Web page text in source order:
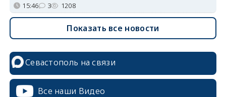
15:46 3 1208
Показать все новости
Севастополь на связи
Все наши Видео